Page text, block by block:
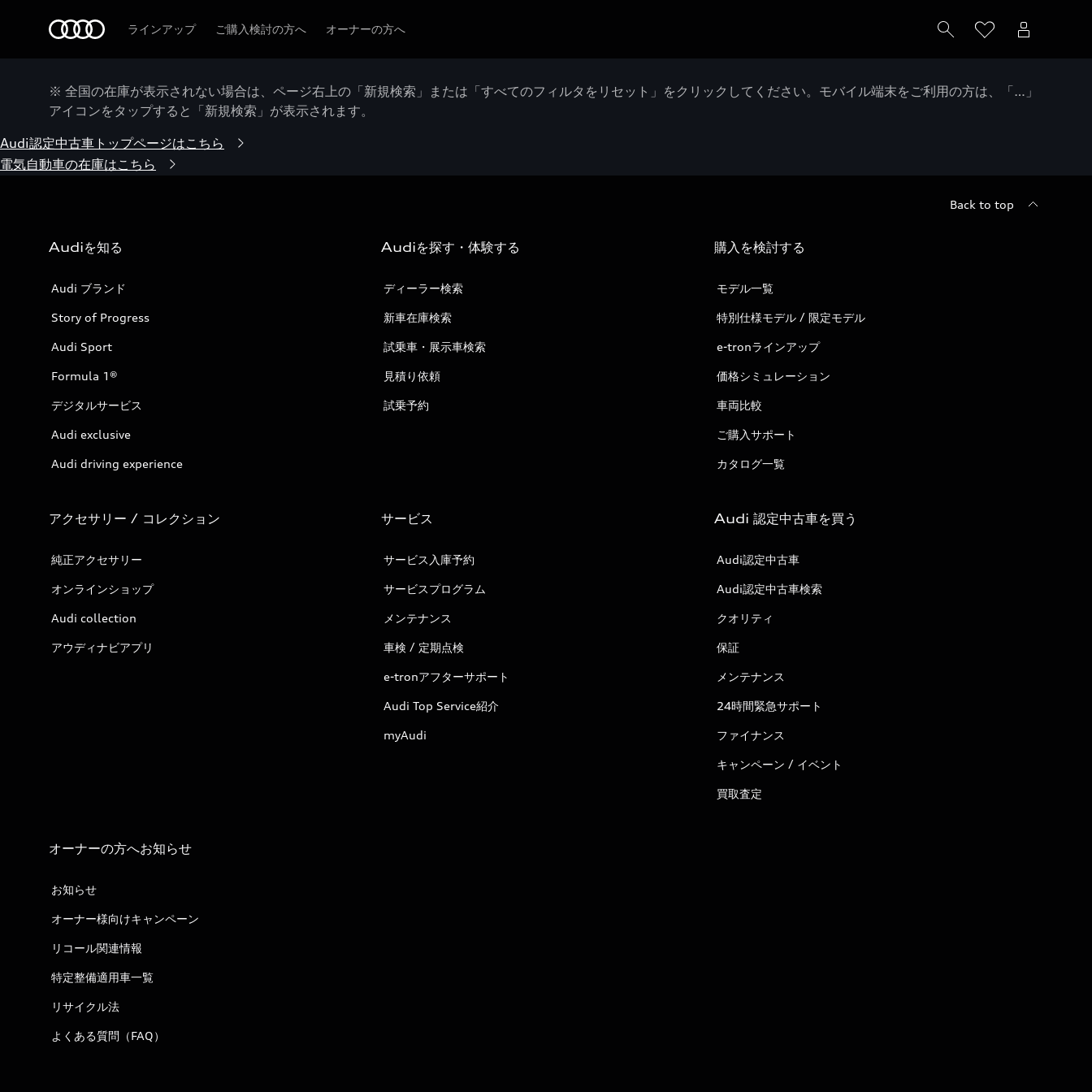
ラインアップ ご購入検討の方へ オーナーの方へ
※ 全国の在庫が表示されない場合は、ページ右上の「新規検索」または「すべてのフィルタをリセット」をクリックしてください。モバイル端末をご利用の方は、「…」
アイコンをタップすると「新規検索」が表示されます。
Audi認定中古車トップページはこちら
電気自動車の在庫はこちら
Back to top
Audiを知る
Audi ブランド
Story of Progress
Audi Sport
Formula 1®
デジタルサービス
Audi exclusive
Audi driving experience
Audiを探す・体験する
ディーラー検索
新車在庫検索
試乗車・展示車検索
見積り依頼
試乗予約
購入を検討する
モデル一覧
特別仕様モデル / 限定モデル
e-tronラインアップ
価格シミュレーション
車両比較
ご購入サポート
カタログ一覧
アクセサリー / コレクション
純正アクセサリー
オンラインショップ
Audi collection
アウディナビアプリ
サービス
サービス入庫予約
サービスプログラム
メンテナンス
車検 / 定期点検
e-tronアフターサポート
Audi Top Service紹介
myAudi
Audi 認定中古車を買う
Audi認定中古車
Audi認定中古車検索
クオリティ
保証
メンテナンス
24時間緊急サポート
ファイナンス
キャンペーン / イベント
買取査定
オーナーの方へお知らせ
お知らせ
オーナー様向けキャンペーン
リコール関連情報
特定整備適用車一覧
リサイクル法
よくある質問（FAQ）